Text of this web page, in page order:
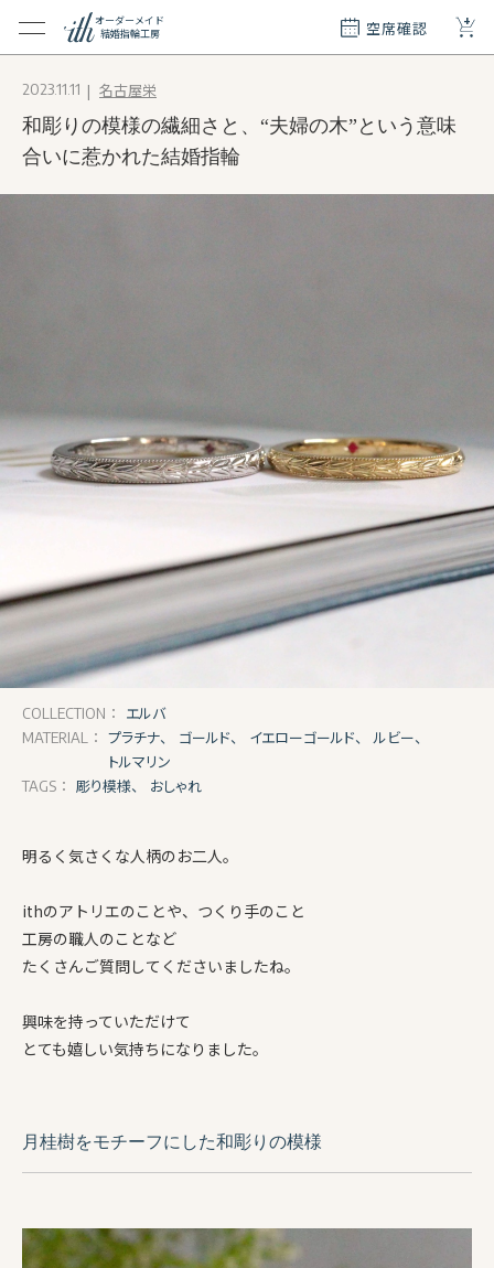
オーダーメイド
結婚指輪工房
空席確認 +
メイド
リー
2023.11.11 名古屋栄
和彫りの模様の繊細さと、“夫婦の木”という意味
合いに惹かれた結婚指輪
COLLECTION： エルバ
MATERIAL： プラチナ、 ゴールド、 イエローゴールド、
ルビー、
トルマリン
TAGS： 彫り模様、 おしゃれ
明るく気さくな人柄のお二人。
ithのアトリエのことや、つくり手のこと
工房の職人のことなど
たくさんご質問してくださいましたね。
興味を持っていただけて
とても嬉しい気持ちになりました。
月桂樹をモチーフにした和彫りの模様